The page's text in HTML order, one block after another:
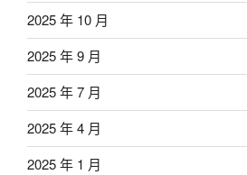
2025 年 10 月
2025 年 9 月
2025 年 7 月
2025 年 4 月
2025 年 1 月